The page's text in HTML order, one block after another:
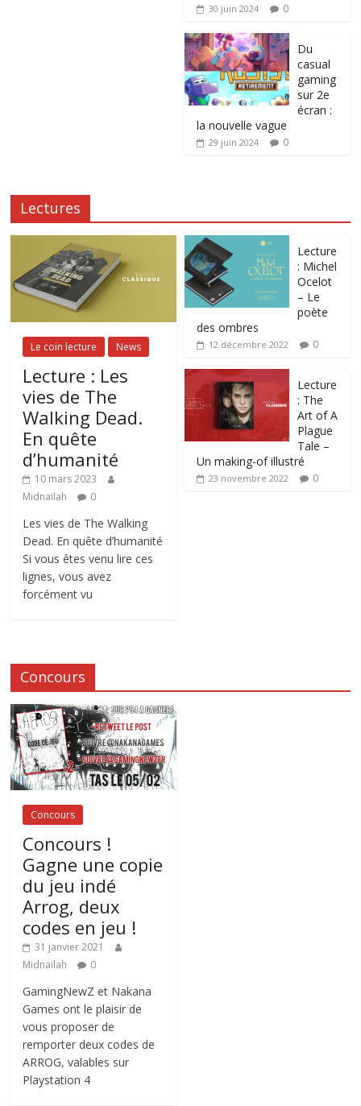
30 juin 2024 0
Du
casual
gaming
sur 2e
écran :
la nouvelle vague
29 juin 2024 0
Lectures
Le coin lecture News
Lecture : Les
vies de The
Walking Dead.
En quête
d’humanité
10 mars 2023
Midnailah
0
Les vies de The Walking
Dead. En quête d’humanité
Si vous êtes venu lire ces
lignes, vous avez
forcément vu
Lecture
: Michel
Ocelot
– Le
poète
des ombres
12 décembre 2022 0
Lecture
: The
Art of A
Plague
Tale –
Un making-of illustré
23 novembre 2022 0
Concours
Concours
Concours !
Gagne une copie
du jeu indé
Arrog, deux
codes en jeu !
31 janvier 2021
Midnailah
0
GamingNewZ et Nakana
Games ont le plaisir de
vous proposer de
remporter deux codes de
ARROG, valables sur
Playstation 4